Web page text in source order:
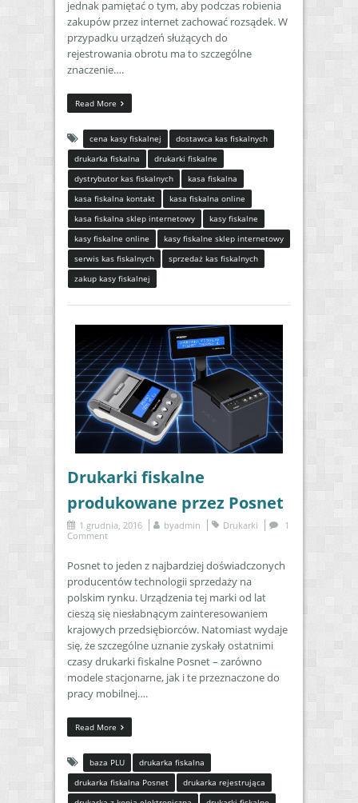
jednak pamiętać o tym, aby podczas robienia
zakupów przez internet zachować rozsądek. W
przypadku urządzeń służących do
rejestrowania obrotu ma to szczególne
znaczenie….
Read More
cena kasy fiskalnej
dostawca kas fiskalnych
drukarka fiskalna
drukarki fiskalne
dystrybutor kas fiskalnych
kasa fiskalna
kasa fiskalna kontakt
kasa fiskalna online
kasa fiskalna sklep internetowy
kasy fiskalne
kasy fiskalne online
kasy fiskalne sklep internetowy
serwis kas fiskalnych
sprzedaż kas fiskalnych
zakup kasy fiskalnej
Drukarki fiskalne
produkowane przez Posnet
1 grudnia, 2016 byadmin Drukarki
1
Comment
Posnet to jeden z najbardziej doświadczonych
producentów technologii sprzedaży na
polskim rynku. Urządzenia tej marki od lat
cieszą się niesłabnącym zainteresowaniem
krajowych przedsiębiorców. Natomiast wydaje
się, że szczególne uznanie zyskały ostatnimi
czasy drukarki fiskalne Posnet – zarówno
modele stacjonarne, jak i te przeznaczone do
pracy mobilnej….
Read More
baza PLU
drukarka fiskalna
drukarka fiskalna Posnet
drukarka rejestrująca